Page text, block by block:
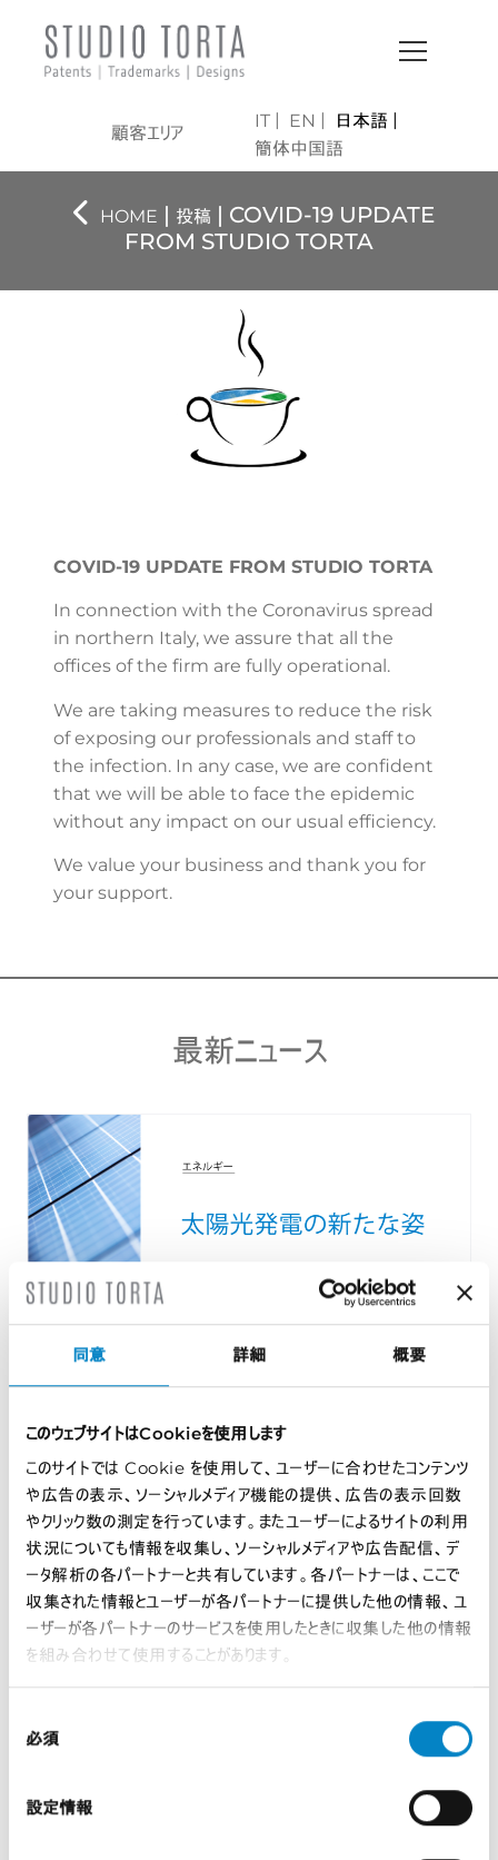
同意 詳細 概要
このウェブサイトはCookieを使用します
このサイトでは Cookie を使用して、ユーザーに合わせたコンテンツ
や広告の表示、ソーシャルメディア機能の提供、広告の表示回数
やクリック数の測定を行っています。またユーザーによるサイトの利用
状況についても情報を収集し、ソーシャルメディアや広告配信、デ
ータ解析の各パートナーと共有しています。各パートナーは、ここで
収集された情報とユーザーが各パートナーに提供した他の情報、ユ
ーザーが各パートナーのサービスを使用したときに収集した他の情報
を組み合わせて使用することがあります。
必須
設定情報
顧客エリア
IT EN
日本語
簡体中国語
HOME | 投稿 | COVID-19 UPDATE
FROM STUDIO TORTA
COVID-19 UPDATE FROM STUDIO TORTA
In connection with the Coronavirus spread
in northern Italy, we assure that all the
offices of the firm are fully operational.
We are taking measures to reduce the risk
of exposing our professionals and staff to
the infection. In any case, we are confident
that we will be able to face the epidemic
without any impact on our usual efficiency.
We value your business and thank you for
your support.
最新ニュース
太陽光発電の新たな姿 技術、モジュール、そし...
現代のエネルギー市場において、太陽光発電 […]